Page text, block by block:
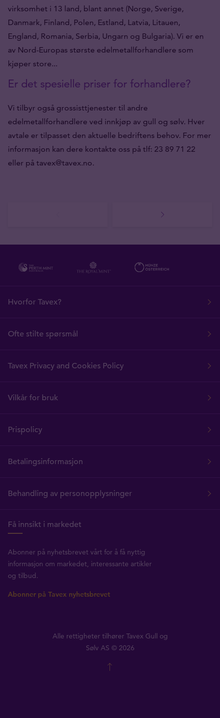
virksomhet i 13 land, blant annet (Norge, Sverige,
Danmark, Finland, Polen, Estland, Latvia, Litauen,
England, Romania, Serbia, Ungarn og Bulgaria). Vi er en
av Nord-Europas største edelmetallforhandlere som
kjøper store...
Er det spesielle priser for forhandlere?
Vi tilbyr også grossisttjenester til andre
edelmetallforhandlere ved innkjøp av gull og sølv. Hver
avtale er tilpasset den aktuelle bedriftens behov. For mer
informasjon kan dere kontakte oss på tlf: 23 89 71 22
eller på tavex@tavex.no.
Hvorfor Tavex?
Ofte stilte spørsmål
Tavex Privacy and Cookies Policy
Vilkår for bruk
Prispolicy
Betalingsinformasjon
Behandling av personopplysninger
Få innsikt i markedet
Abonner på nyhetsbrevet vårt for å få nyttig
informasjon om markedet, interessante artikler
og tilbud.
Abonner på Tavex nyhetsbrevet
Alle rettigheter tilhører Tavex Gull og
Sølv AS © 2026